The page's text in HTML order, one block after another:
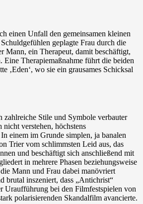
einen Unfall den gemeinsamen kleinen
geplagte Frau durch die
Mann, ein Therapeut, damit beschäftigt,
Eine Therapiemaßnahme führt die beiden
‚Eden‘, wo sie ein grausames Schicksal
zahlreiche Stile und Symbole verbauter
verstehen, höchstens
einem im Grunde simplen, ja banalen
Trier vom schlimmsten Leid aus, das
und beschäftigt sich anschließend mit
in mehrere Phasen beziehungsweise
Mann und Frau dabei manövriert
brutal inszeniert, dass „Antichrist“
Uraufführung bei den Filmfestspielen von
polarisierenden Skandalfilm avancierte.